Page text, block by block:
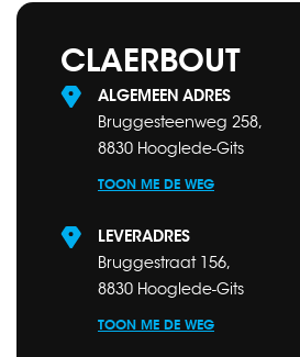
CLAERBOUT
ALGEMEEN ADRES
Bruggesteenweg 258,
8830 Hooglede-Gits
TOON ME DE WEG
LEVERADRES
Bruggestraat 156,
8830 Hooglede-Gits
TOON ME DE WEG